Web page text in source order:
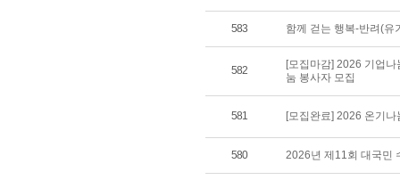
583 함께 걷는 행복-반려(유
582
[모집마감] 2026 기업
눔 봉사자 모집
581 [모집완료] 2026 온기
580 2026년 제11회 대국민